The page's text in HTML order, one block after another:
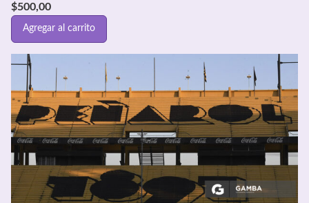
$500,00
Agregar al carrito